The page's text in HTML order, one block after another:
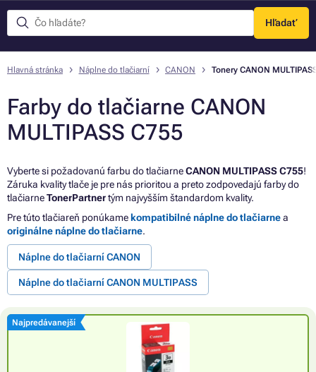
Hľadať
Menu
Hlavná stránka Náplne do tlačiarní CANON Tonery CANON
Farby do tlačiarne CANON
MULTIPASS C755
Vyberte si požadovanú farbu do tlačiarneCANON MULTIPASS C755!
Záruka kvality tlače je pre nás prioritou a preto zodpovedajú farby do
tlačiarneTonerPartnertým najvyšším štandardom kvality.
Pre túto tlačiareň ponúkame kompatibilné náplne do tlačiarnea
originálne náplne do tlačiarne.
Náplne do tlačiarní CANON
Náplne do tlačiarní CANON MULTIPASS
Najpredávanejší